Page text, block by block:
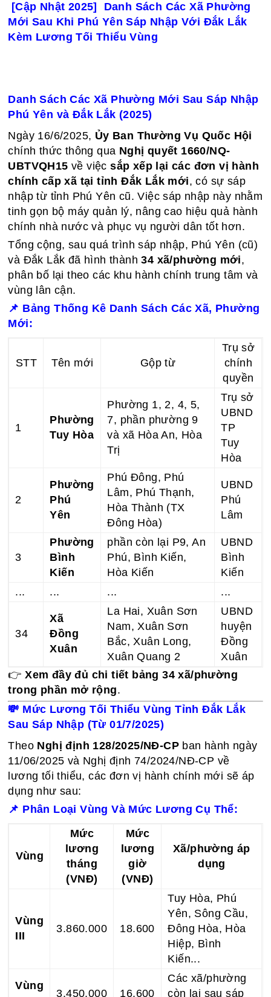
[Cập Nhật 2025] Danh Sách Các Xã Phường
Mới Sau Khi Phú Yên Sáp Nhập Với Đắk Lắk
Kèm Lương Tối Thiểu Vùng
Danh Sách Các Xã Phường Mới Sau Sáp Nhập
Phú Yên và Đắk Lắk (2025)
Ngày 16/6/2025, Ủy Ban Thường Vụ Quốc Hội
chính thức thông qua Nghị quyết 1660/NQ-
UBTVQH15 về việcsắp xếp lại các đơn vị hành
chính cấp xã tại tỉnh Đắk Lắk mới, có sự sáp
nhập từ tỉnh Phú Yên cũ. Việc sáp nhập này nhằm
tinh gọn bộ máy quản lý, nâng cao hiệu quả hành
chính nhà nước và phục vụ người dân tốt hơn.
Tổng cộng, sau quá trình sáp nhập, Phú Yên (cũ)
và Đắk Lắk đã hình thành34 xã/phường mới,
phân bố lại theo các khu hành chính trung tâm và
vùng lân cận.
📌 Bảng Thống Kê Danh Sách Các Xã, Phường
Mới:
STT Tên mới Gộp từ
Trụ sở
chính
quyền
1
Phường
Tuy Hòa
Phường 1, 2, 4, 5,
7, phần phường 9
và xã Hòa An, Hòa
Trị
Trụ sở
UBND
TP
Tuy
Hòa
2
Phường
Phú
Yên
Phú Đông, Phú
Lâm, Phú Thạnh,
Hòa Thành (TX
Đông Hòa)
UBND
Phú
Lâm
3
Phường
Bình
Kiến
phần còn lại P9, An
Phú, Bình Kiến,
Hòa Kiến
UBND
Bình
Kiến
...
... ... ...
34
Xã
Đồng
Xuân
La Hai, Xuân Sơn
Nam, Xuân Sơn
Bắc, Xuân Long,
Xuân Quang 2
UBND
huyện
Đồng
Xuân
👉Xem đầy đủ chi tiết bảng 34 xã/phường
trong phần mở rộng.
💸 Mức Lương Tối Thiểu Vùng Tỉnh Đắk Lắk
Sau Sáp Nhập (Từ 01/7/2025)
Theo Nghị định 128/2025/NĐ-CP ban hành ngày
11/06/2025 và Nghị định 74/2024/NĐ-CP về
lương tối thiểu, các đơn vị hành chính mới sẽ áp
dụng như sau:
📌 Phân Loại Vùng Và Mức Lương Cụ Thể:
Vùng
Mức
lương
tháng
(VNĐ)
Mức
lương
giờ
(VNĐ)
Xã/phường áp
dụng
Vùng
III
3.860.000 18.600
Tuy Hòa, Phú
Yên, Sông Cầu,
Đông Hòa, Hòa
Hiệp, Bình
Kiến...
Vùng
3.450.000 16.600
Các xã/phường
còn lại sau sáp